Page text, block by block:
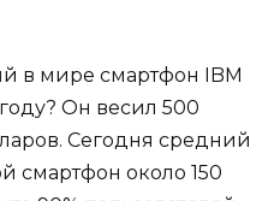
в мире смартфон IBM
Он весил 500
Сегодня средний
смартфон около 150